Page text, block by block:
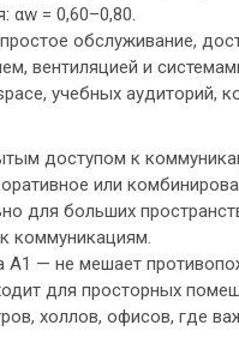
αw = 0,60–0,80.
обслуживание,
вентиляцией и
учебных аудиторий,
доступом к
или
для больших
коммуникациям.
A1 — не мешает
для просторных
холлов, офисов, где